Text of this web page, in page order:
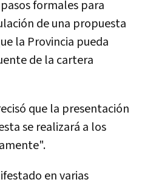
formales para
de una propuesta
la Provincia pueda
de la cartera
que la presentación
se realizará a los
en varias